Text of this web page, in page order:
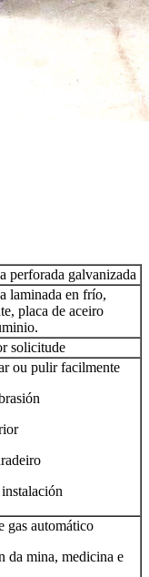
perforada galvanizada
laminada en frío,
placa de aceiro
solicitude
ou pulir facilmente
gas automático
da mina, medicina e